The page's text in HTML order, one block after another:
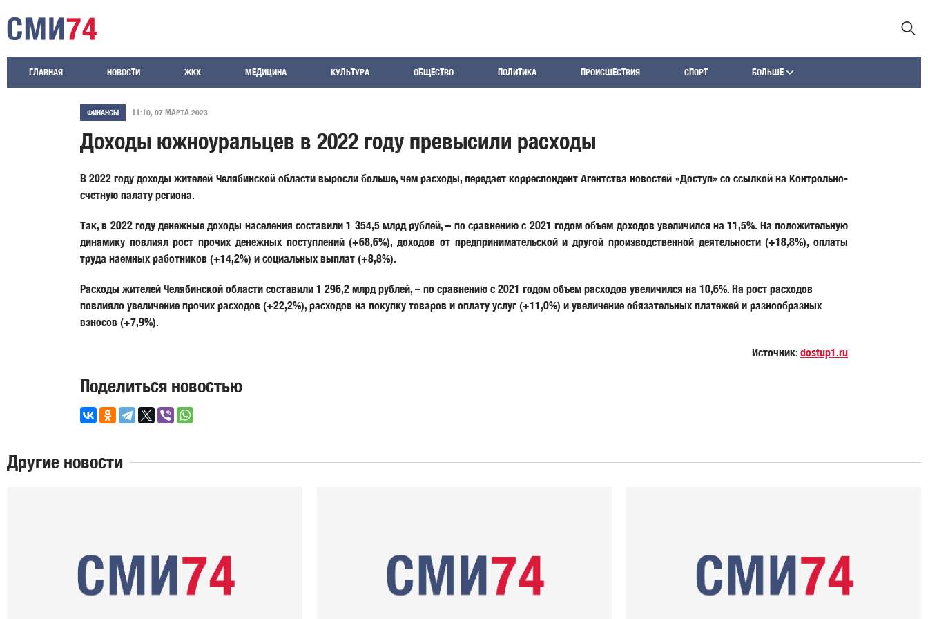
ГЛАВНАЯ НОВОСТИ ЖКХ МЕДИЦИНА КУЛЬТУРА ОБЩЕСТВО ПОЛИТИКА ПРОИСШЕСТВИЯ СПОРТ БОЛЬШЕ
ФИНАНСЫ 11:10, 07 МАРТА 2023
Доходы южноуральцев в 2022 году превысили расходы
В 2022 году доходы жителей Челябинской области выросли больше, чем расходы, передает корреспондент Агентства новостей «Доступ» со ссылкой на Контрольно-
счетную палату региона.
Так, в 2022 году денежные доходы населения составили 1 354,5 млрд рублей, – по сравнению с 2021 годом объем доходов увеличился на 11,5%. На положительную
динамику повлиял рост прочих денежных поступлений (+68,6%), доходов от предпринимательской и другой производственной деятельности (+18,8%), оплаты
труда наемных работников (+14,2%) и социальных выплат (+8,8%).
Расходы жителей Челябинской области составили 1 296,2 млрд рублей, – по сравнению с 2021 годом объем расходов увеличился на 10,6%. На рост расходов
повлияло увеличение прочих расходов (+22,2%), расходов на покупку товаров и оплату услуг (+11,0%) и увеличение обязательных платежей и разнообразных
взносов (+7,9%).
Источник: dostup1.ru
Поделиться новостью
Другие новости